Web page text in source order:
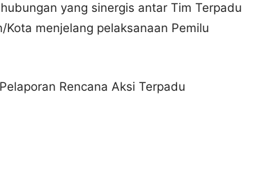
yang sinergis antar Tim Terpadu
menjelang pelaksanaan Pemilu
Rencana Aksi Terpadu